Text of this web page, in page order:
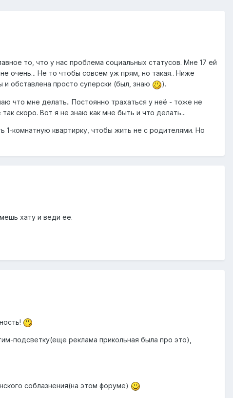
то, что у нас проблема социальных статусов. Мне 17 ей
очень... Не то чтобы совсем уж прям, но такая.. Ниже
и обставлена просто суперски (был, знаю
).
что мне делать.. Постоянно трахаться у неё - тоже не
скоро. Вот я не знаю как мне быть и что делать...
1-комнатную квартирку, чтобы жить не с родителями. Но
хату и веди ее.
подсветку(еще реклама прикольная была про это),
соблазнения(на этом форуме)